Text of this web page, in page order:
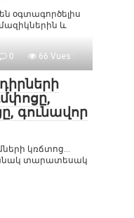
օգտագործելիս
և
0 66 Vues :
գունավոր
կռճտոց…
տարատեսակ